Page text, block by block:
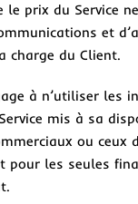
le prix du Service
et
charge du Client.
à n’utiliser les
mis à sa
ou ceux
pour les seules